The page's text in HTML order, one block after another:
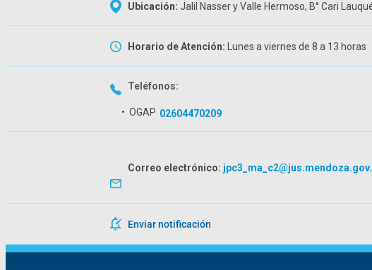
Ubicación: Jalil Nasser y Valle Hermoso, B° Cari
Horario de Atención: Lunes a viernes de 8 a 13 horas
Teléfonos:
• OGAP 02604470209
Correo electrónico:
Enviar notificación